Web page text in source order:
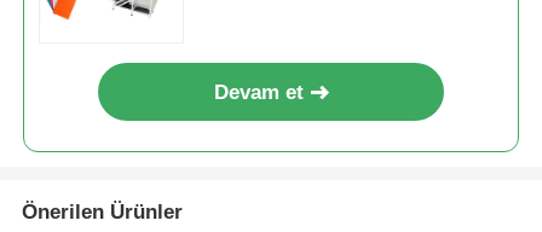
Devam et
Önerilen Ürünler